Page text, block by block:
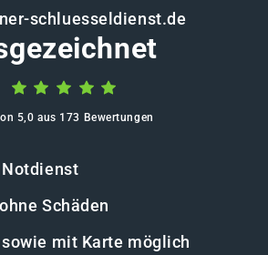
schluesseldienst.de
5,0 aus 173 Bewertungen
Schäden
mit Karte möglich